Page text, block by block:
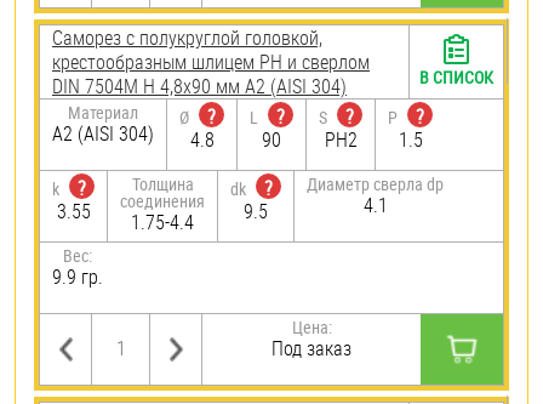
Саморез с полукруглой головкой,
крестообразным шлицем PH и сверлом
DIN 7504M H 4,8х90 мм А2 (AISI 304)
Материал
А2 (AISI 304)
Ø
?
4.8
L
?
90
S
?
PH2
P
?
1.5
k
?
3.55
Толщина
соединения
1.75-4.4
dk
?
9.5
Диаметр сверла dp
4.1
Вес:
9.9 гр.
Цена:
Под заказ
В СПИСОК